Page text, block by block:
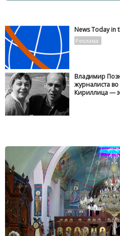
News Today in
Владимир
журналиста
Кириллица —